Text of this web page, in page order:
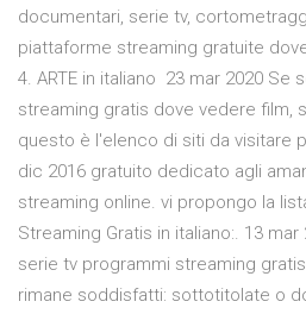
documentari, serie tv,
piattaforme streaming gratuite
4. ARTE in italiano 23 mar 2020 Se
streaming gratis dove vedere film,
questo è l'elenco di siti da visitare
dic 2016 gratuito dedicato agli
streaming online. vi propongo la
Streaming Gratis in italiano:. 13
serie tv programmi streaming
rimane soddisfatti: sottotitolate o